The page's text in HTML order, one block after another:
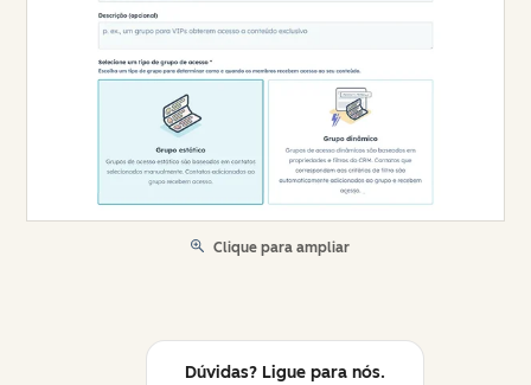
Clique para ampliar
Dúvidas? Ligue para nós.